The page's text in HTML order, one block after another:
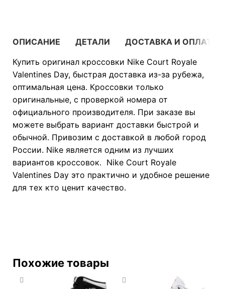
ОПИСАНИЕ ДЕТАЛИ
ДОСТАВКА И ОПЛАТА
Купить оригинал кроссовки Nike Court Royale
Valentines Day, быстрая доставка из-за рубежа,
оптимальная цена. Кроссовки только
оригинальные, с проверкой номера от
официального производителя. При заказе вы
можете выбрать вариант доставки быстрой и
обычной. Привозим с доставкой в любой город
России. Nike является одним из лучших
вариантов кроссовок. Nike Court Royale
Valentines Day это практично и удобное решение
для тех кто ценит качество.
Похожие товары